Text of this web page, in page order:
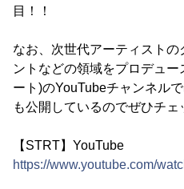
目！！
なお、次世代アーティスト
ントなどの領域をプロデュ
ート)のYouTubeチャンネル
も公開しているのでぜひチェ
【STRT】YouTube
https://www.youtube.com/